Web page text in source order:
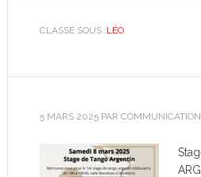
CLASSÉ SOUS :LÉO
5 MARS 2025PAR